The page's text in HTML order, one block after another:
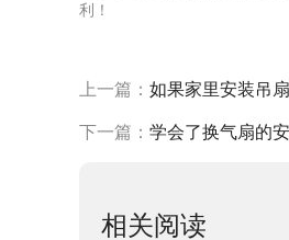
利！
上一篇： 如果家里安装吊
下一篇： 学会了换气扇的
相关阅读